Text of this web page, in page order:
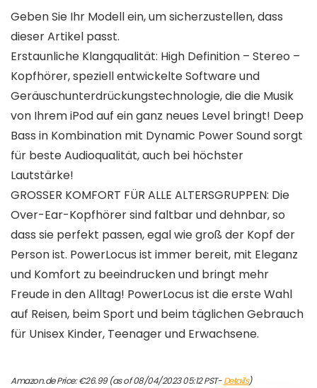
Geben Sie Ihr Modell ein, um sicherzustellen, dass
dieser Artikel passt.
Erstaunliche Klangqualität: High Definition – Stereo –
Kopfhörer, speziell entwickelte Software und
Geräuschunterdrückungstechnologie, die die Musik
von Ihrem iPod auf ein ganz neues Level bringt! Deep
Bass in Kombination mit Dynamic Power Sound sorgt
für beste Audioqualität, auch bei höchster
Lautstärke!
GROSSER KOMFORT FÜR ALLE ALTERSGRUPPEN: Die
Over-Ear-Kopfhörer sind faltbar und dehnbar, so
dass sie perfekt passen, egal wie groß der Kopf der
Person ist. PowerLocus ist immer bereit, mit Eleganz
und Komfort zu beeindrucken und bringt mehr
Freude in den Alltag! PowerLocus ist die erste Wahl
auf Reisen, beim Sport und beim täglichen Gebrauch
für Unisex Kinder, Teenager und Erwachsene.
Amazon.de Price:€26.99(as of 08/04/2023 05:12 PST-Details)